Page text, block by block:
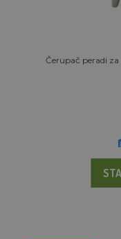
Čerupač peradi